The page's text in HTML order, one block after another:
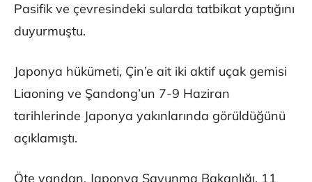
Pasifik ve çevresindeki sularda tatbikat yaptığını
duyurmuştu.
Japonya hükümeti, Çin’e ait iki aktif uçak gemisi
Liaoning ve Şandong’un 7-9 Haziran
tarihlerinde Japonya yakınlarında görüldüğünü
açıklamıştı.
Öte yandan, Japonya Savunma Bakanlığı, 11